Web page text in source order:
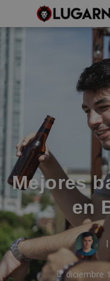
Mejores
en
diciembre